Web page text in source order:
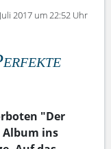
2017 um 22:52 Uhr
"Der
Album ins